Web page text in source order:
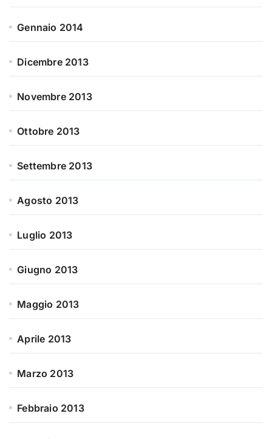
Gennaio 2014
Dicembre 2013
Novembre 2013
Ottobre 2013
Settembre 2013
Agosto 2013
Luglio 2013
Giugno 2013
Maggio 2013
Aprile 2013
Marzo 2013
Febbraio 2013